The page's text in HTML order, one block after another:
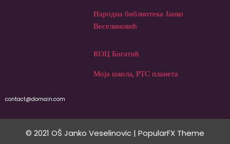
Народна библиотека Јанко
Веселиновић
КОЦ Богатић
Моја школа, РТС планета
contact@domain.com
© 2021 OŠ Janko Veselinovic | PopularFX Theme